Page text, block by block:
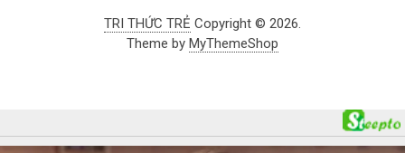
TRI THỨC TRẺ Copyright © 2026.
Theme by MyThemeShop